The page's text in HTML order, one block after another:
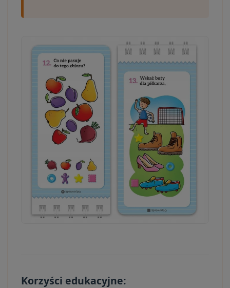
Korzyści edukacyjne: